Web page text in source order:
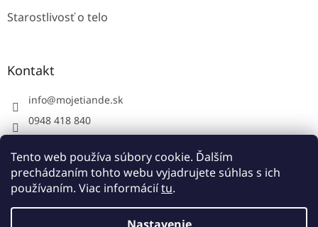
Tento web používa súbory cookie. Ďalším
prechádzaním tohto webu vyjadrujete súhlas s ich
používaním. Viac informáciítu.
Starostlivosť o telo
Kontakt
info@mojetiande.sk
0948 418 840
instagram - mojetiande